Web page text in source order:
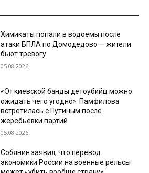
Химикаты попали в водоемы после
атаки БПЛА по Домодедово — жители
бьют тревогу
05.08.2026
«От киевской банды детоубийц можно
ожидать чего угодно». Памфилова
встретилась с Путиным после
жеребьевки партий
05.08.2026
Собянин заявил, что перевод
экономики России на военные рельсы